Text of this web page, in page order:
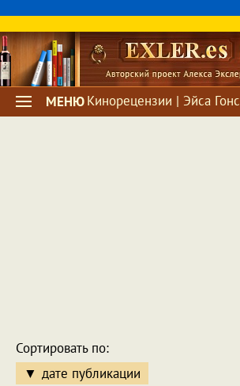
МЕНЮКинорецензии | Эйса
Сортировать по:
дате публикации